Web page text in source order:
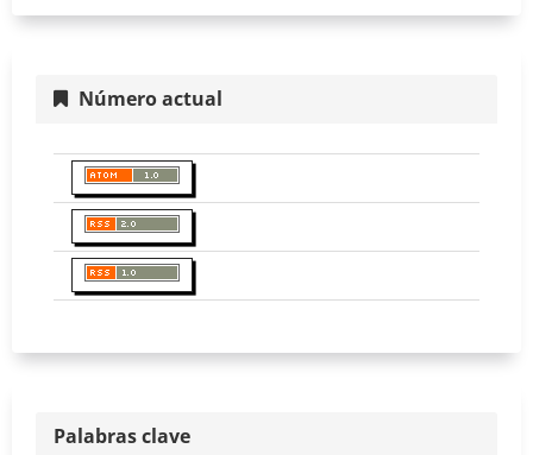
Número actual
Palabras clave